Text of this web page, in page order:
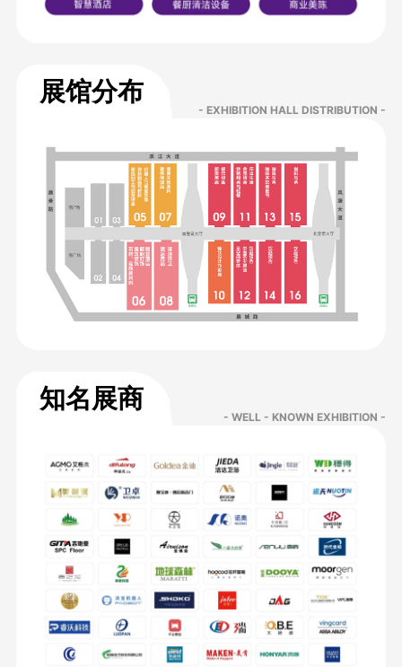
展馆分布
- EXHIBITION HALL DISTRIBUTION -
知名展商
- WELL - KNOWN EXHIBITION -